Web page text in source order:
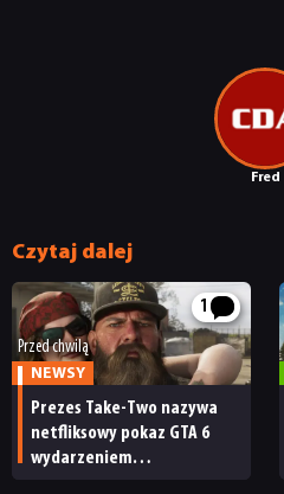
Fred
Czytaj dalej
1
Przed chwilą
NEWSY
Prezes Take-Two nazywa
netfliksowy pokaz GTA 6
wydarzeniem